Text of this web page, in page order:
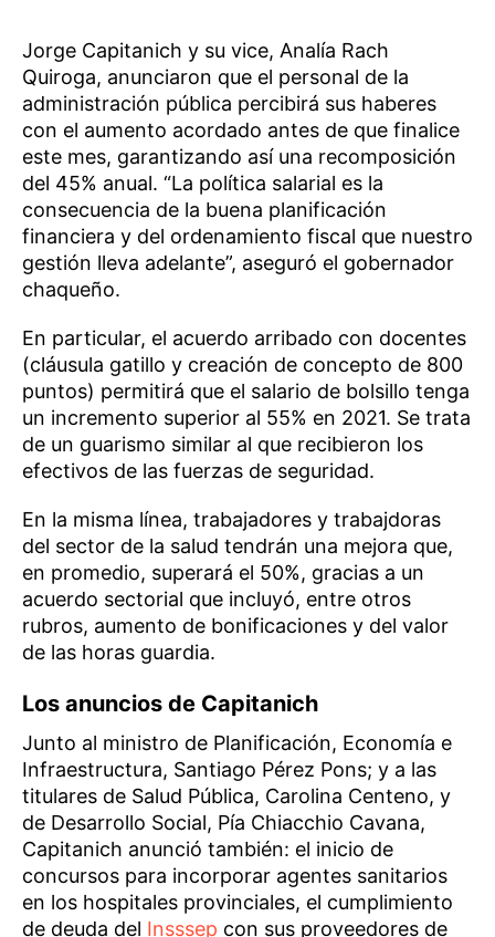
Jorge Capitanich y su vice, Analía Rach
Quiroga, anunciaron que el personal de la
administración pública percibirá sus haberes
con el aumento acordado antes de que finalice
este mes, garantizando así una recomposición
del 45% anual. “La política salarial es la
consecuencia de la buena planificación
financiera y del ordenamiento fiscal que nuestro
gestión lleva adelante”, aseguró el gobernador
chaqueño.
En particular, el acuerdo arribado con docentes
(cláusula gatillo y creación de concepto de 800
puntos) permitirá que el salario de bolsillo tenga
un incremento superior al 55% en 2021. Se trata
de un guarismo similar al que recibieron los
efectivos de las fuerzas de seguridad.
En la misma línea, trabajadores y trabajdoras
del sector de la salud tendrán una mejora que,
en promedio, superará el 50%, gracias a un
acuerdo sectorial que incluyó, entre otros
rubros, aumento de bonificaciones y del valor
de las horas guardia.
Los anuncios de Capitanich
Junto al ministro de Planificación, Economía e
Infraestructura, Santiago Pérez Pons; y a las
titulares de Salud Pública, Carolina Centeno, y
de Desarrollo Social, Pía Chiacchio Cavana,
Capitanich anunció también: el inicio de
concursos para incorporar agentes sanitarios
en los hospitales provinciales, el cumplimiento
de deuda del Insssep con sus proveedores de